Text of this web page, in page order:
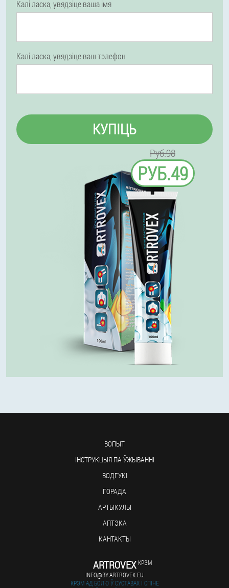
Калі ласка, увядзіце ваша імя
Калі ласка, увядзіце ваш тэлефон
КУПІЦЬ
Руб.98
РУБ.49
ВОПЫТ
ІНСТРУКЦЫЯ ПА ЎЖЫВАННІ
ВОДГУКІ
ГОРАДА
АРТЫКУЛЫ
АПТЭКА
КАНТАКТЫ
ARTROVEX КРЭМ
INFO@BY.ARTROVEX.EU
КРЭМ АД БОЛЮ Ў СУСТАВАХ І СПІНЕ